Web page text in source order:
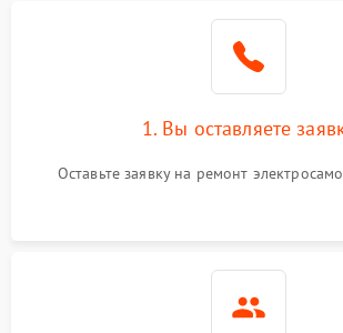
1. Вы оставляете
Оставьте заявку на ремонт